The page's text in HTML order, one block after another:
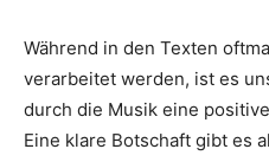
Während in den Texten
verarbeitet werden, ist es
durch die Musik eine
Eine klare Botschaft gibt es